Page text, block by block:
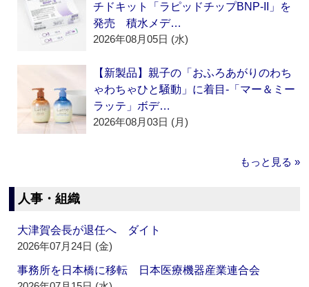
チドキット「ラピッドチップBNP-II」を
発売 積水メデ…
2026年08月05日 (水)
【新製品】親子の「おふろあがりのわち
ゃわちゃひと騒動」に着目‐「マー＆ミー
ラッテ」ボデ…
2026年08月03日 (月)
もっと見る »
人事・組織
大津賀会長が退任へ ダイト
2026年07月24日 (金)
事務所を日本橋に移転 日本医療機器産業連合会